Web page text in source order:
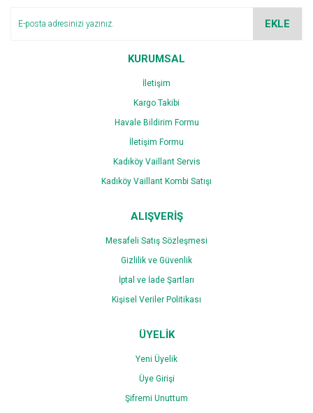
EKLE
KURUMSAL
İletişim
Kargo Takibi
Havale Bildirim Formu
İletişim Formu
Kadıköy Vaillant Servis
Kadıköy Vaillant Kombi Satışı
ALIŞVERİŞ
Mesafeli Satış Sözleşmesi
Gizlilik ve Güvenlik
İptal ve İade Şartları
Kişisel Veriler Politikası
ÜYELİK
Yeni Üyelik
Üye Girişi
Şifremi Unuttum